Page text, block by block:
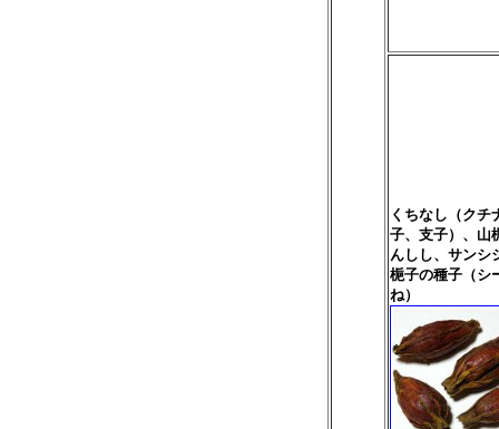
くちなし（クチ
子、支子）、山
んしし、サンシ
梔子の種子（シ
ね）